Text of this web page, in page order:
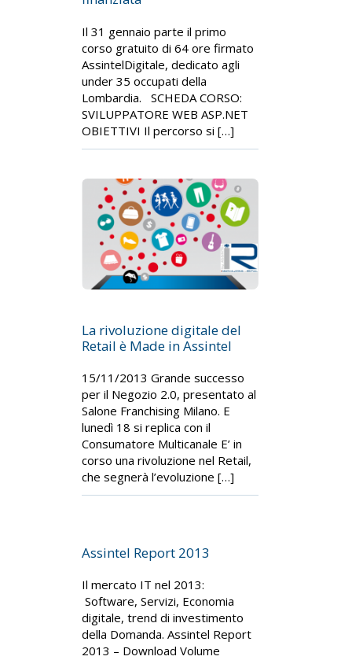
Il 31 gennaio parte il primo
corso gratuito di 64 ore firmato
AssintelDigitale, dedicato agli
under 35 occupati della
Lombardia. SCHEDA CORSO:
SVILUPPATORE WEB ASP.NET
OBIETTIVI Il percorso si […]
La rivoluzione digitale del
Retail è Made in Assintel
15/11/2013 Grande successo
per il Negozio 2.0, presentato al
Salone Franchising Milano. E
lunedì 18 si replica con il
Consumatore Multicanale E’ in
corso una rivoluzione nel Retail,
che segnerà l’evoluzione […]
Assintel Report 2013
Il mercato IT nel 2013:
Software, Servizi, Economia
digitale, trend di investimento
della Domanda. Assintel Report
2013 – Download Volume